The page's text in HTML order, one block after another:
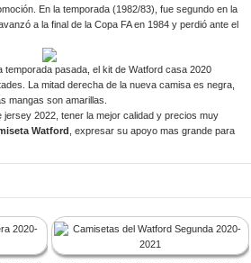
En la temporada (1982/83), fue segundo en la
a la final de la Copa FA en 1984 y perdió ante el
temporada pasada, el kit de Watford casa 2020
La mitad derecha de la nueva camisa es negra,
mangas son amarillas.
jersey 2022, tener la mejor calidad y precios muy
Watford , expresar su apoyo mas grande para